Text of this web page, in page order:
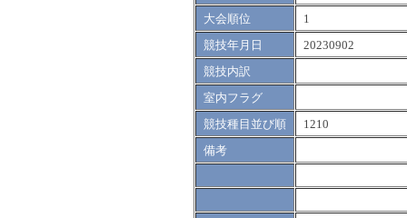
大会順位
1
競技年月日
20230902
競技内訳
室内フラグ
競技種目並び順
1210
備考